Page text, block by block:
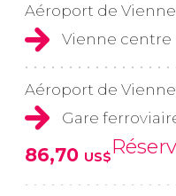
Aéroport de
Vienne centre
Aéroport de
Gare
86,70 US$